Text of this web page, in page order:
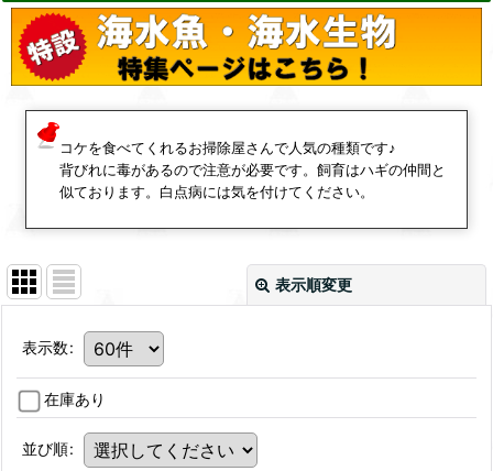
コケを食べてくれるお掃除屋さんで人気の種類です♪
背びれに毒があるので注意が必要です。飼育はハギの仲間と
似ております。白点病には気を付けてください。
表示順変更
表示数:
在庫あり
並び順: